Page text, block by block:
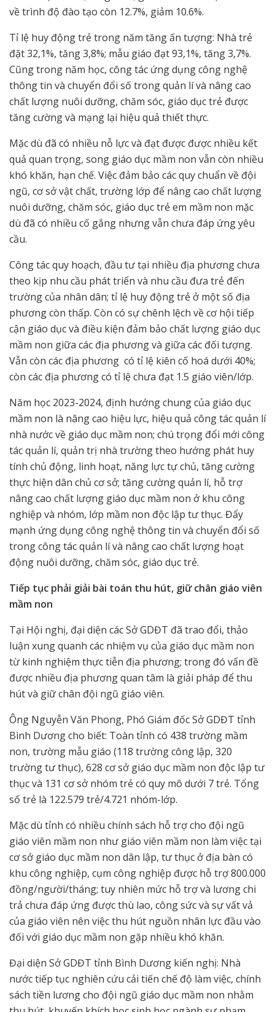
về trình độ đào tạo còn 12.7%, giảm 10.6%.
Tỉ lệ huy động trẻ trong năm tăng ấn tượng: Nhà trẻ
đặt 32,1%, tăng 3,8%; mẫu giáo đạt 93,1%, tăng 3,7%.
Cũng trong năm học, công tác ứng dụng công nghệ
thông tin và chuyển đổi số trong quản lí và nâng cao
chất lượng nuôi dưỡng, chăm sóc, giáo dục trẻ được
tăng cường và mạng lại hiệu quả thiết thực.
Mặc dù đã có nhiều nỗ lực và đạt được được nhiều kết
quả quan trọng, song giáo dục mầm non vẫn còn nhiều
khó khăn, hạn chế. Việc đảm bảo các quy chuẩn về đội
ngũ, cơ sở vật chất, trường lớp để nâng cao chất lượng
nuôi dưỡng, chăm sóc, giáo dục trẻ em mầm non mặc
dù đã có nhiều cố gắng nhưng vẫn chưa đáp ứng yêu
cầu.
Công tác quy hoạch, đầu tư tại nhiều địa phương chưa
theo kịp nhu cầu phát triển và nhu cầu đưa trẻ đến
trường của nhân dân; tỉ lệ huy động trẻ ở một số địa
phương còn thấp. Còn có sự chênh lệch về cơ hội tiếp
cận giáo dục và điều kiện đảm bảo chất lượng giáo dục
mầm non giữa các địa phương và giữa các đối tượng.
Vẫn còn các địa phương có tỉ lệ kiên cố hoá dưới 40%;
còn các địa phương có tỉ lệ chưa đạt 1.5 giáo viên/lớp.
Năm học 2023-2024, định hướng chung của giáo dục
mầm non là nâng cao hiệu lực, hiệu quả công tác quản lí
nhà nước về giáo dục mầm non; chú trọng đổi mới công
tác quản lí, quản trị nhà trường theo hướng phát huy
tính chủ động, linh hoạt, năng lực tự chủ, tăng cường
thực hiện dân chủ cơ sở; tăng cường quản lí, hỗ trợ
nâng cao chất lượng giáo dục mầm non ở khu công
nghiệp và nhóm, lớp mầm non độc lập tư thục. Đẩy
mạnh ứng dụng công nghệ thông tin và chuyển đổi số
trong công tác quản lí và nâng cao chất lượng hoạt
động nuôi dưỡng, chăm sóc, giáo dục trẻ.
Tiếp tục phải giải bài toán thu hút, giữ chân giáo viên
mầm non
Tại Hội nghị, đại diện các Sở GDĐT đã trao đổi, thảo
luận xung quanh các nhiệm vụ của giáo dục mầm non
từ kinh nghiệm thực tiễn địa phương; trong đó vấn đề
được nhiều địa phương quan tâm là giải pháp để thu
hút và giữ chân đội ngũ giáo viên.
Ông Nguyễn Văn Phong, Phó Giám đốc Sở GDĐT tỉnh
Bình Dương cho biết: Toàn tỉnh có 438 trường mầm
non, trường mẫu giáo (118 trường công lập, 320
trường tư thục), 628 cơ sở giáo dục mầm non độc lập tư
thục và 131 cơ sở nhóm trẻ có quy mô dưới 7 trẻ. Tổng
số trẻ là 122.579 trẻ/4.721 nhóm-lớp.
Mặc dù tỉnh có nhiều chính sách hỗ trợ cho đội ngũ
giáo viên mầm non như giáo viên mầm non làm việc tại
cơ sở giáo dục mầm non dân lập, tư thục ở địa bàn có
khu công nghiệp, cụm công nghiệp được hỗ trợ 800.000
đồng/người/tháng; tuy nhiên mức hỗ trợ và lương chi
trả chưa đáp ứng được thù lao, công sức và sự vất vả
của giáo viên nên việc thu hút nguồn nhân lực đầu vào
đối với giáo dục mầm non gặp nhiều khó khăn.
Đại diện Sở GDĐT tỉnh Bình Dương kiến nghị: Nhà
nước tiếp tục nghiên cứu cải tiến chế độ làm việc, chính
sách tiền lương cho đội ngũ giáo dục mầm non nhằm